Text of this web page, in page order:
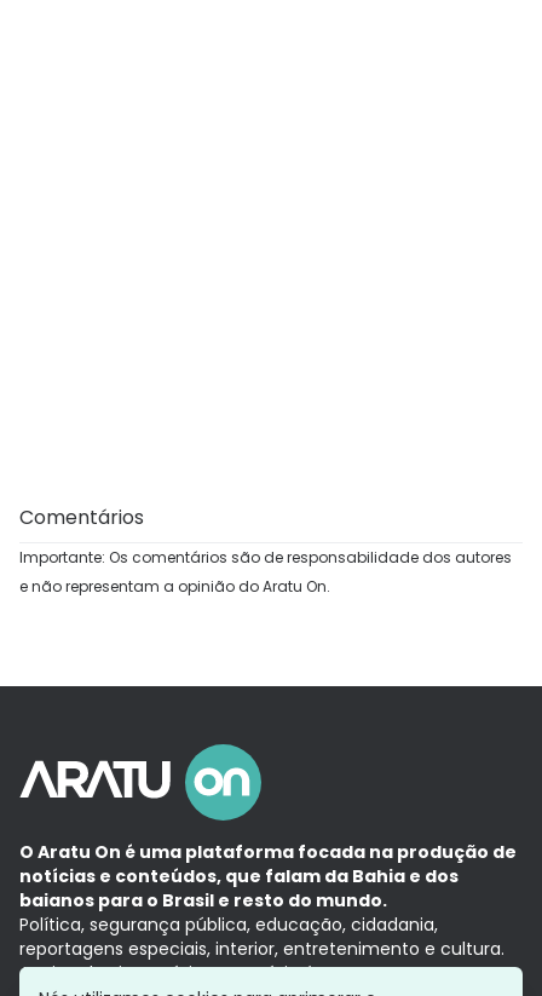
Comentários
Importante: Os comentários são de responsabilidade dos autores
e não representam a opinião do Aratu On.
O Aratu On é uma plataforma focada na produção de
notícias e conteúdos, que falam da Bahia e dos
baianos para o Brasil e resto do mundo.
Política, segurança pública, educação, cidadania,
reportagens especiais, interior, entretenimento e cultura.
Aqui, tudo vira notícia e a notícia é no tempo presente,